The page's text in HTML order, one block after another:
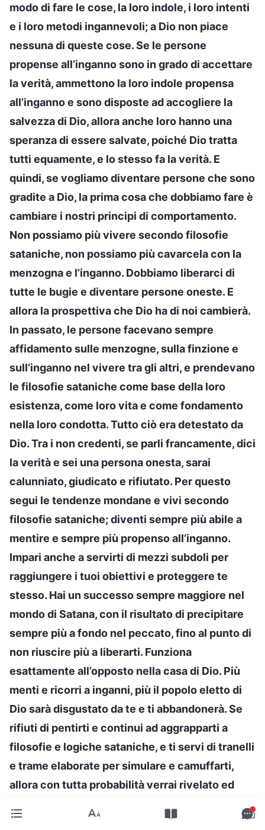
modo di fare le cose, la loro indole, i loro intenti
e i loro metodi ingannevoli; a Dio non piace
nessuna di queste cose. Se le persone
propense all’inganno sono in grado di accettare
la verità, ammettono la loro indole propensa
all’inganno e sono disposte ad accogliere la
salvezza di Dio, allora anche loro hanno una
speranza di essere salvate, poiché Dio tratta
tutti equamente, e lo stesso fa la verità. E
quindi, se vogliamo diventare persone che sono
gradite a Dio, la prima cosa che dobbiamo fare è
cambiare i nostri principi di comportamento.
Non possiamo più vivere secondo filosofie
sataniche, non possiamo più cavarcela con la
menzogna e l’inganno. Dobbiamo liberarci di
tutte le bugie e diventare persone oneste. E
allora la prospettiva che Dio ha di noi cambierà.
In passato, le persone facevano sempre
affidamento sulle menzogne, sulla finzione e
sull’inganno nel vivere tra gli altri, e prendevano
le filosofie sataniche come base della loro
esistenza, come loro vita e come fondamento
nella loro condotta. Tutto ciò era detestato da
Dio. Tra i non credenti, se parli francamente, dici
la verità e sei una persona onesta, sarai
calunniato, giudicato e rifiutato. Per questo
segui le tendenze mondane e vivi secondo
filosofie sataniche; diventi sempre più abile a
mentire e sempre più propenso all’inganno.
Impari anche a servirti di mezzi subdoli per
raggiungere i tuoi obiettivi e proteggere te
stesso. Hai un successo sempre maggiore nel
mondo di Satana, con il risultato di precipitare
sempre più a fondo nel peccato, fino al punto di
non riuscire più a liberarti. Funziona
esattamente all’opposto nella casa di Dio. Più
menti e ricorri a inganni, più il popolo eletto di
Dio sarà disgustato da te e ti abbandonerà. Se
rifiuti di pentirti e continui ad aggrapparti a
filosofie e logiche sataniche, e ti servi di tranelli
e trame elaborate per simulare e camuffarti,
allora con tutta probabilità verrai rivelato ed
persone propense all’inganno. Solo le persone